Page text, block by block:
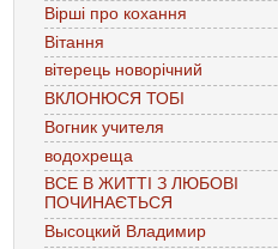
Вірші про кохання
Вітання
вітерець новорічний
ВКЛОНЮСЯ ТОБІ
Вогник учителя
водохреща
ВСЕ В ЖИТТІ З ЛЮБОВІ
ПОЧИНАЄТЬСЯ
Высоцкий Владимир